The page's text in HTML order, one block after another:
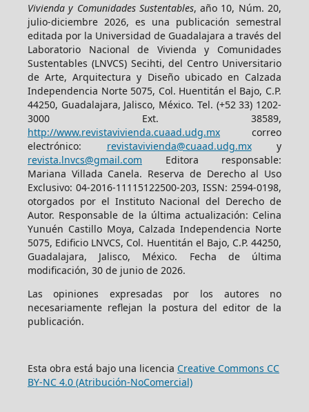
Vivienda y Comunidades Sustentables, año 10, Núm. 20,
julio-diciembre 2026, es una publicación semestral
editada por la Universidad de Guadalajara a través del
Laboratorio Nacional de Vivienda y Comunidades
Sustentables (LNVCS) Secihti, del Centro Universitario
de Arte, Arquitectura y Diseño ubicado en Calzada
Independencia Norte 5075, Col. Huentitán el Bajo, C.P.
44250, Guadalajara, Jalisco, México. Tel. (+52 33) 1202-
3000 Ext. 38589,
http://www.revistavivienda.cuaad.udg.mxcorreo
electrónico: revistavivienda@cuaad.udg.mxy
revista.lnvcs@gmail.com Editora responsable:
Mariana Villada Canela. Reserva de Derecho al Uso
Exclusivo: 04-2016-11115122500-203, ISSN: 2594-0198,
otorgados por el Instituto Nacional del Derecho de
Autor. Responsable de la última actualización: Celina
Yunuén Castillo Moya, Calzada Independencia Norte
5075, Edificio LNVCS, Col. Huentitán el Bajo, C.P. 44250,
Guadalajara, Jalisco, México. Fecha de última
modificación, 30 de junio de 2026.
Las opiniones expresadas por los autores no
necesariamente reflejan la postura del editor de la
publicación.
Esta obra está bajo una licencia Creative Commons CC
BY-NC 4.0 (Atribución-NoComercial)